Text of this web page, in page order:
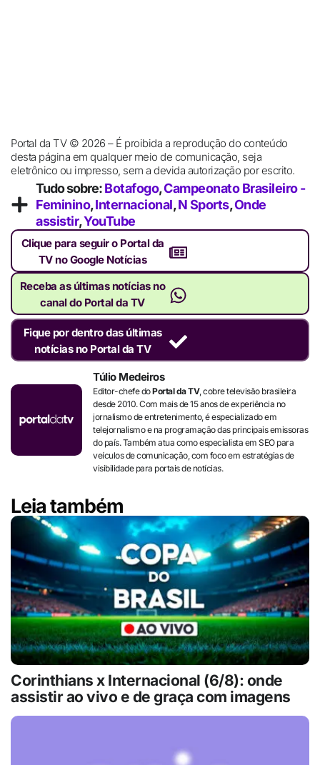
Portal da TV © 2026 – É proibida a reprodução do conteúdo
desta página em qualquer meio de comunicação, seja
eletrônico ou impresso, sem a devida autorização por escrito.
Tudo sobre:Botafogo,Campeonato Brasileiro -
Feminino,Internacional,N Sports,Onde
assistir,YouTube
Clique para seguir o Portal da
TV no Google Notícias
Receba as últimas notícias no
canal do Portal da TV
Fique por dentro das últimas
notícias no Portal da TV
Túlio Medeiros
Editor-chefe doPortal da TV, cobre televisão brasileira
desde 2010. Com mais de 15 anos de experiência no
jornalismo de entretenimento, é especializado em
telejornalismo e na programação das principais emissoras
do país. Também atua como especialista em SEO para
veículos de comunicação, com foco em estratégias de
visibilidade para portais de notícias.
Leia também
Corinthians x Internacional (6/8): onde
assistir ao vivo e de graça com imagens